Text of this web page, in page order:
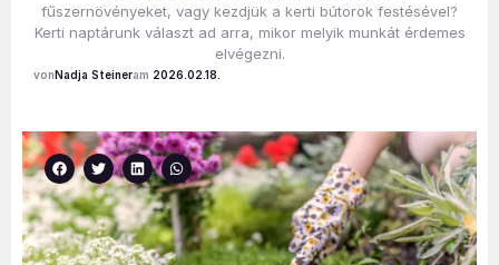
fűszernövényeket, vagy kezdjük a kerti bútorok festésével?
Kerti naptárunk választ ad arra, mikor melyik munkát érdemes
elvégezni.
Nadja Steiner 2026.02.18.